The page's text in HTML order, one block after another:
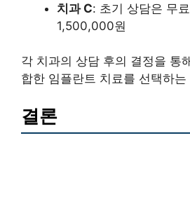
치과 C: 초기 상담은 무
1,500,000원
각 치과의 상담 후의 결정을 통
합한 임플란트 치료를 선택하
결론